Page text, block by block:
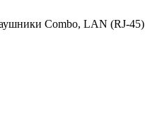
Combo, LAN (RJ-45)